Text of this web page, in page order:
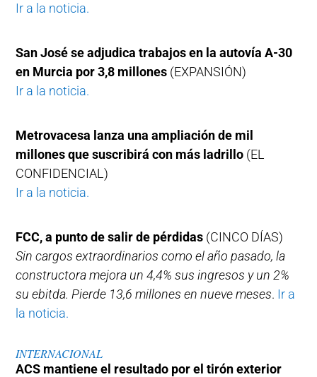
Ir a la noticia.
San José se adjudica trabajos en la autovía A-30
en Murcia por 3,8 millones (EXPANSIÓN)
Ir a la noticia.
Metrovacesa lanza una ampliación de mil
millones que suscribirá con más ladrillo (EL
CONFIDENCIAL)
Ir a la noticia.
FCC, a punto de salir de pérdidas (CINCO DÍAS)
Sin cargos extraordinarios como el año pasado, la
constructora mejora un 4,4% sus ingresos y un 2%
su ebitda. Pierde 13,6 millones en nueve meses. Ir a
la noticia.
INTERNACIONAL
ACS mantiene el resultado por el tirón exterior